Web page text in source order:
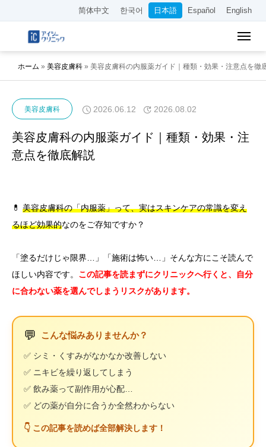
简体中文 한국어 日本語 Español English
ホーム » 美容皮膚科 » 美容皮膚科の内服薬ガイド｜種類・効果・注意点を徹
美容皮膚科 2026.06.12 2026.08.02
美容皮膚科の内服薬ガイド｜種類・効果・注
意点を徹底解説
💊 美容皮膚科の「内服薬」って、実はスキンケアの常識を変え
るほど効果的なのをご存知ですか？
「塗るだけじゃ限界…」「施術は怖い…」そんな方にこそ読んで
ほしい内容です。 この記事を読まずにクリニックへ行くと、自分
に合わない薬を選んでしまうリスクがあります。
💬 こんな悩みありませんか？
✅ シミ・くすみがなかなか改善しない
✅ ニキビを繰り返してしまう
✅ 飲み薬って副作用が心配…
✅ どの薬が自分に合うか全然わからない
👇 この記事を読めば全部解決します！